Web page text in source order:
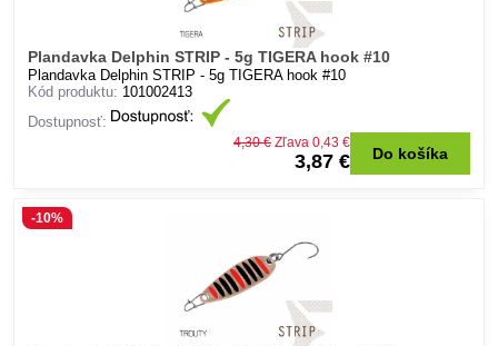
Plandavka Delphin STRIP - 5g TIGERA hook #10
Plandavka Delphin STRIP - 5g TIGERA hook #10
Kód produktu: 101002413
Dostupnosť:
3,87 €
4,30 € Zľava 0,43 €
Do košíka
-10%